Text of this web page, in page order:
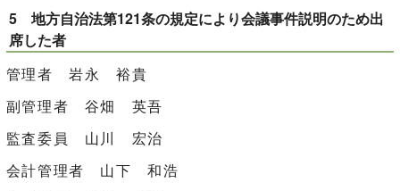
5 地方自治法第121条の規定により会議事件説明のため出
席した者
管理者 岩永 裕貴
副管理者 谷畑 英吾
監査委員 山川 宏治
会計管理者 山下 和浩